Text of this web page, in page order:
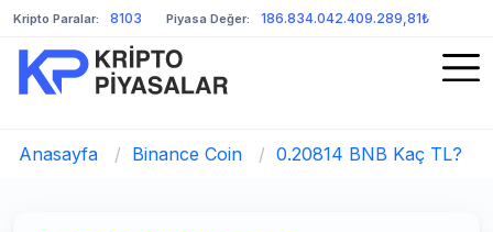
Kripto Paralar: 8103 Piyasa Değer: 186.834.042.409.289,81₺
Anasayfa / Binance Coin / 0.20814 BNB Kaç TL?